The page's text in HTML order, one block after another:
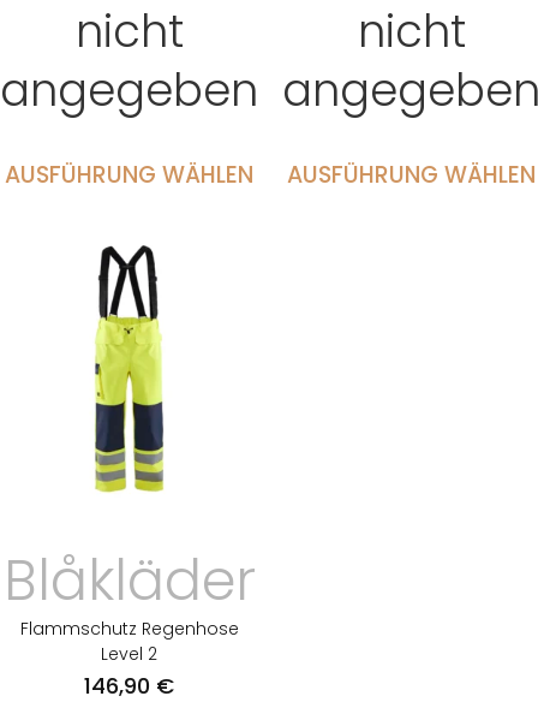
nicht
angegeben
AUSFÜHRUNG WÄHLEN
nicht
AUSFÜHRUNG WÄHLEN
Blåkläder
Flammschutz Regenhose
Level 2
146,90 €